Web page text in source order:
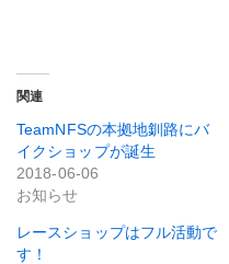
関連
TeamNFSの本拠地釧路にバ
イクショップが誕生
2018-06-06
お知らせ
レースショップはフル活動で
す！